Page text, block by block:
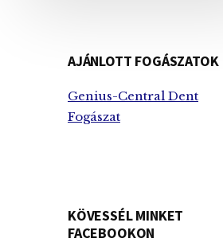
AJÁNLOTT FOGÁSZATOK
Genius-Central Dent
Fogászat
KÖVESSÉL MINKET
FACEBOOKON